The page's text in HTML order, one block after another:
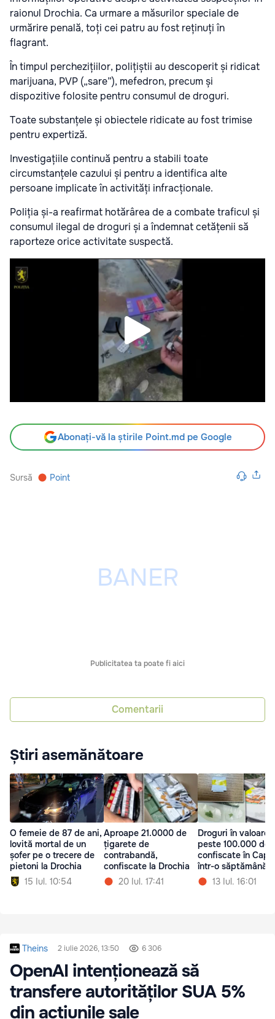
raionul Drochia. Ca urmare a măsurilor speciale de
urmărire penală, toți cei patru au fost reținuți în
flagrant.
În timpul perchezițiilor, polițiștii au descoperit și ridicat
marijuana, PVP („sare”), mefedron, precum și
dispozitive folosite pentru consumul de droguri.
Toate substanțele și obiectele ridicate au fost trimise
pentru expertiză.
Investigațiile continuă pentru a stabili toate
circumstanțele cazului și pentru a identifica alte
persoane implicate în activități infracționale.
Poliția și-a reafirmat hotărârea de a combate traficul și
consumul ilegal de droguri și a îndemnat cetățenii să
raporteze orice activitate suspectă.
Abonați-vă la știrile Point.md pe Google
Sursă Point
Publicitatea ta poate fi aici
Comentarii
Știri asemănătoare
O femeie de 87 de ani,
lovită mortal de un
șofer pe o trecere de
pietoni la Drochia
15 Iul. 10:54
Aproape 21.0000 de
țigarete de
contrabandă,
confiscate la Drochia
20 Iul. 17:41
Droguri în valoare
peste 100.000 de
confiscate în
într-o săptămână
13 Iul. 16:01
Theins 2 iulie 2026, 13:50 6 306
OpenAI intenționează să
transfere autorităților SUA 5%
din acțiunile sale